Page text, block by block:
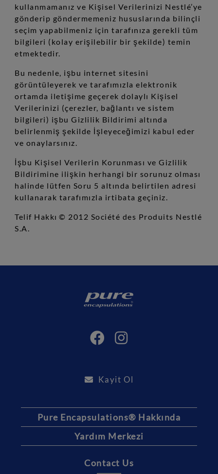
kullanmamanız ve Kişisel Verilerinizi Nestlé’ye
gönderip göndermemeniz hususlarında bilinçli
seçim yapabilmeniz için tarafınıza gerekli tüm
bilgileri (kolay erişilebilir bir şekilde) temin
etmektedir.
Bu nedenle, işbu internet sitesini
görüntüleyerek ve tarafımızla elektronik
ortamda iletişime geçerek dolaylı Kişisel
Verilerinizi (çerezler, bağlantı ve sistem
bilgileri) işbu Gizlilik Bildirimi altında
belirlenmiş şekilde İşleyeceğimizi kabul eder
ve onaylarsınız.
İşbu Kişisel Verilerin Korunması ve Gizlilik
Bildirimine ilişkin herhangi bir sorunuz olması
halinde lütfen Soru 5 altında belirtilen adresi
kullanarak tarafımızla irtibata geçiniz.
Telif Hakkı © 2012 Société des Produits Nestlé
S.A.
Kayit Ol
Pure Encapsulations® Hakkında
Yardım Merkezi
Contact Us